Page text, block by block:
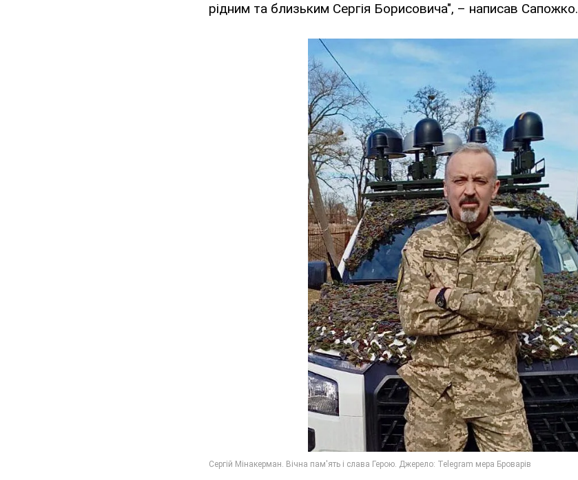
рідним та близьким Сергія Борисовича", – написав Сапожко.